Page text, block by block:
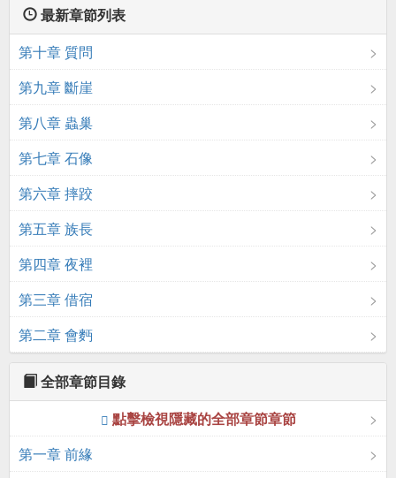
最新章節列表
第十章 質問
第九章 斷崖
第八章 蟲巢
第七章 石像
第六章 摔跤
第五章 族長
第四章 夜裡
第三章 借宿
第二章 會麪
全部章節目錄
點擊檢視隱藏的全部章節章節
第一章 前緣